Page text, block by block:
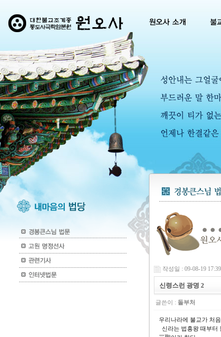
작성일 : 09-08-19 17:39
신령스런 광명 2
글쓴이 : 돌부처
우리나라에 불교가 처
신라는 법흥왕 때부터